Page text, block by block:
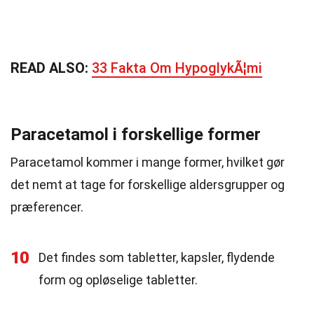
READ ALSO: 33 Fakta Om HypoglykÃ¦mi
Paracetamol i forskellige former
Paracetamol kommer i mange former, hvilket gør
det nemt at tage for forskellige aldersgrupper og
præferencer.
10
Det findes som tabletter, kapsler, flydende
form og opløselige tabletter.